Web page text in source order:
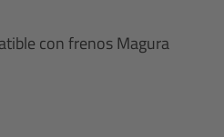
con frenos Magura